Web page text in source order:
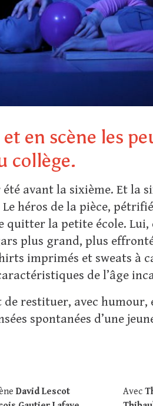
en scène les
collège.
été avant la sixième. Et la
Le héros de la pièce,
quitter la petite école.
plus grand, plus
imprimés et sweats à
de l’âge
restituer, avec humour,
spontanées d’une
David Lescot
Avec